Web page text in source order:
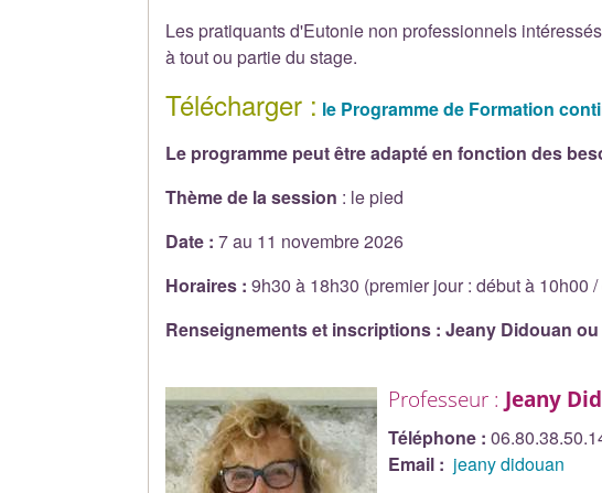
Les pratiquants d'Eutonie non professionnels
à tout ou partie du stage.
Télécharger : le Programme de Formation
Le programme peut être adapté en fonction des
Thème de la session : le pied
Date :7 au 11 novembre 2026
Horaires :9h30 à 18h30 (premier jour : début à 10h00
Renseignements et inscriptions : Jeany Didouan ou
Professeur : Jeany
Téléphone :
Email : jeany didouan